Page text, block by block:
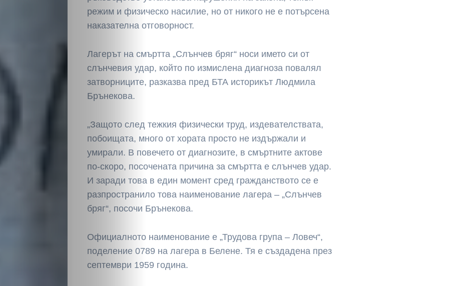
Култура
Светско
Крими
Малки
обяви
Таблоид
Новини
Search
режим и физическо насилие, но от никого не е потърсена
наказателна отговорност.
Лагерът на смъртта „Слънчев бряг“ носи името си от
слънчевия удар, който по измислена диагноза повалял
затворниците, разказва пред БТА историкът Людмила
Брънекова.
„Защото след тежкия физически труд, издевателствата,
побоищата, много от хората просто не издържали и
умирали. В повечето от диагнозите, в смъртните актове
по-скоро, посочената причина за смъртта е слънчев удар.
И заради това в един момент сред гражданството се е
разпространило това наименование лагера – „Слънчев
бряг“, посочи Брънекова.
Официалното наименование е „Трудова група – Ловеч“,
поделение 0789 на лагера в Белене. Тя е създадена през
септември 1959 година.